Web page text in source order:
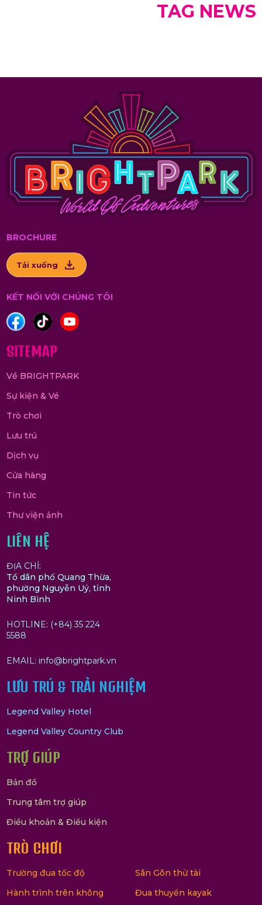
TAG NEWS
BROCHURE
Tải xuống
KẾT NỐI VỚI CHÚNG TÔI
SITEMAP
Về BRIGHTPARK
Sự kiện & Vé
Trò chơi
Lưu trú
Dịch vụ
Cửa hàng
Tin tức
Thư viện ảnh
LIÊN HỆ
ĐỊA CHỈ:
Tổ dân phố Quang Thừa,
phường Nguyễn Uý, tỉnh
Ninh Bình
HOTLINE: (+84) 35 224
5588
EMAIL: info@brightpark.vn
LƯU TRÚ & TRẢI NGHIỆM
Legend Valley Hotel
Legend Valley Country Club
TRỢ GIÚP
Bản đồ
Trung tâm trợ giúp
Điều khoản & Điều kiện
TRÒ CHƠI
Trường đua tốc độ
Hành trình trên không
Sân Gôn thử tài
Đua thuyền kayak